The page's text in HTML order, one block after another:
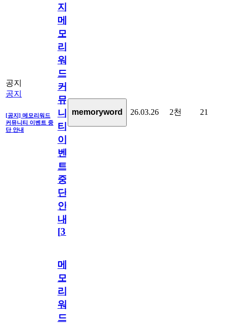
공지
공지
[공지] 메모리워드
커뮤니티 이벤트 중
단 안내
지]
메
모
리
워
드
커
뮤
니
티
이
벤
트
중
단
안
내
[31
memoryword 26.03.26 2천 21
메
모
리
워
드